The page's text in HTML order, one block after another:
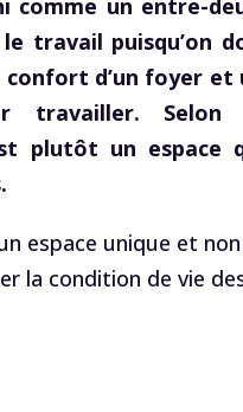
comme un entre-
travail puisqu’on
d’un foyer et
travailler. Selon
plutôt un espace
espace unique et
la condition de vie